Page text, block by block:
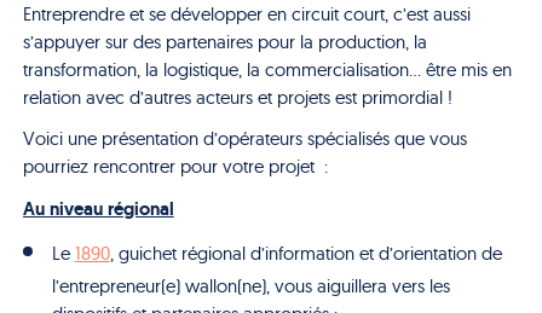
Entreprendre et se développer en circuit court, c’est aussi
s’appuyer sur des partenaires pour la production, la
transformation, la logistique, la commercialisation… être mis en
relation avec d’autres acteurs et projets est primordial !
Voici une présentation d’opérateurs spécialisés que vous
pourriez rencontrer pour votre projet :
Au niveau régional
Le 1890, guichet régional d’information et d’orientation de
l’entrepreneur(e) wallon(ne), vous aiguillera vers les